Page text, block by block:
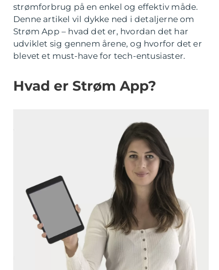
strømforbrug på en enkel og effektiv måde.
Denne artikel vil dykke ned i detaljerne om
Strøm App – hvad det er, hvordan det har
udviklet sig gennem årene, og hvorfor det er
blevet et must-have for tech-entusiaster.
Hvad er Strøm App?